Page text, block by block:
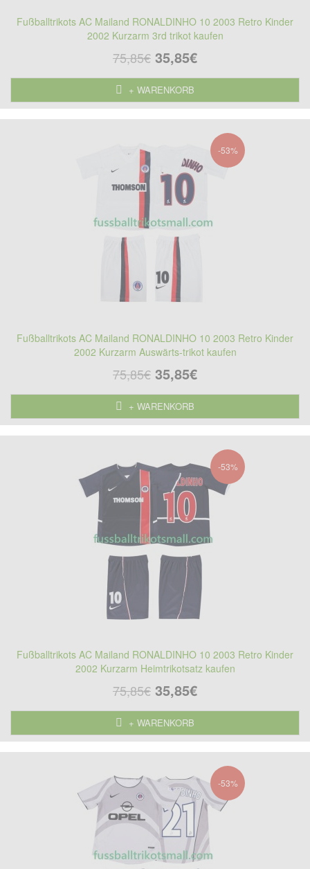
Fußballtrikots AC Mailand RONALDINHO 10 2003 Retro Kinder
2002 Kurzarm 3rd trikot kaufen
75,85€ 35,85€
+ WARENKORB
-53%
Fußballtrikots AC Mailand RONALDINHO 10 2003 Retro Kinder
2002 Kurzarm Auswärts-trikot kaufen
75,85€ 35,85€
+ WARENKORB
-53%
Fußballtrikots AC Mailand RONALDINHO 10 2003 Retro Kinder
2002 Kurzarm Heimtrikotsatz kaufen
75,85€ 35,85€
+ WARENKORB
-53%